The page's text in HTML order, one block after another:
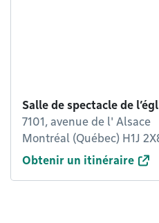
Salle de spectacle de
7101, avenue de l' Alsace
Montréal (Québec) H1J
Obtenir un itinéraire